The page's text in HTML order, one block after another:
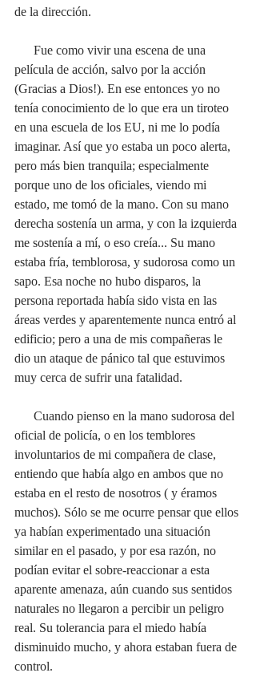
de la dirección.
película de acción, salvo por la acción
(Gracias a Dios!). En ese entonces yo no
tenía conocimiento de lo que era un tiroteo
en una escuela de los EU, ni me lo podía
imaginar. Así que yo estaba un poco alerta,
pero más bien tranquila; especialmente
porque uno de los oficiales, viendo mi
estado, me tomó de la mano. Con su mano
derecha sostenía un arma, y con la izquierda
me sostenía a mí, o eso creía... Su mano
estaba fría, temblorosa, y sudorosa como un
sapo. Esa noche no hubo disparos, la
persona reportada había sido vista en las
áreas verdes y aparentemente nunca entró al
edificio; pero a una de mis compañeras le
dio un ataque de pánico tal que estuvimos
muy cerca de sufrir una fatalidad.
oficial de policía, o en los temblores
involuntarios de mi compañera de clase,
entiendo que había algo en ambos que no
estaba en el resto de nosotros ( y éramos
muchos). Sólo se me ocurre pensar que ellos
ya habían experimentado una situación
similar en el pasado, y por esa razón, no
podían evitar el sobre-reaccionar a esta
aparente amenaza, aún cuando sus sentidos
naturales no llegaron a percibir un peligro
real. Su tolerancia para el miedo había
disminuido mucho, y ahora estaban fuera de
control.